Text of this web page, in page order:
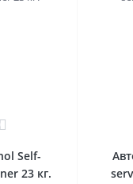
Self-
23 кг.